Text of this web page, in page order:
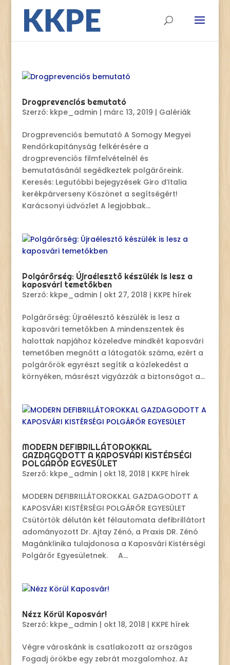
Drogprevenciós bemutató
Szerző: kkpe_admin | márc 13, 2019 | Galériák
Drogprevenciós bemutató A Somogy Megyei
Rendőrkapitányság felkérésére a
drogprevenciós filmfelvételnél és
bemutatásánál segédkeztek polgárőreink.
Keresés: Legutóbbi bejegyzések Giro d’Italia
kerékpárverseny Köszönet a segítségért!
Karácsonyi üdvözlet A legjobbak...
Polgárőrség: Újraélesztő készülék is lesz a
kaposvári temetőkben
Szerző: kkpe_admin | okt 27, 2018 | KKPE hírek
Polgárőrség: Újraélesztő készülék is lesz a
kaposvári temetőkben A mindenszentek és
halottak napjához közeledve mindkét kaposvári
temetőben megnőtt a látogatók száma, ezért a
polgárőrök egyrészt segítik a közlekedést a
környéken, másrészt vigyázzák a biztonságot a...
MODERN DEFIBRILLÁTOROKKAL
GAZDAGODOTT A KAPOSVÁRI KISTÉRSÉGI
POLGÁRŐR EGYESÜLET
Szerző: kkpe_admin | okt 18, 2018 | KKPE hírek
MODERN DEFIBRILLÁTOROKKAL GAZDAGODOTT A
KAPOSVÁRI KISTÉRSÉGI POLGÁRŐR EGYESÜLET
Csütörtök délután két félautomata defibrillátort
adományozott Dr. Ajtay Zénó, a Praxis DR. Zénó
Magánklinika tulajdonosa a Kaposvári Kistérségi
Polgárőr Egyesületnek. A...
Nézz Körül Kaposvár!
Szerző: kkpe_admin | okt 18, 2018 | KKPE hírek
Végre városkánk is csatlakozott az országos
Fogadj örökbe egy zebrát mozgalomhoz. Az